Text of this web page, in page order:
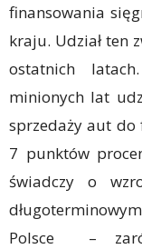
finansowania
kraju. Udział ten
ostatnich
minionych lat
sprzedaży aut do
7 punktów
świadczy o
Polsce –